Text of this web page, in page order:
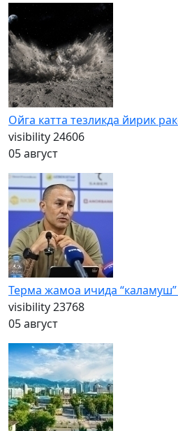
Ойга катта тезликда йирик
visibility24606
05 август
Терма жамоа ичида
visibility23768
05 август